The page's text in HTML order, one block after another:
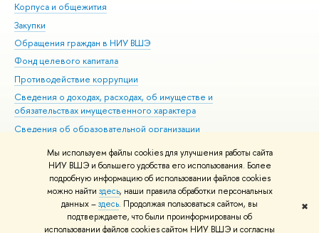
Мы используем файлы cookies для улучшения работы сайта
НИУ ВШЭ и большего удобства его использования. Более
подробную информацию об использовании файлов cookies
можно найти здесь, наши правила обработки персональных
данных –здесь. Продолжая пользоваться сайтом, вы
подтверждаете, что были проинформированы об
использовании файлов cookies сайтом НИУ ВШЭ и согласны
✖
Корпуса и общежития
Закупки
Обращения граждан в НИУ ВШЭ
Фонд целевого капитала
Противодействие коррупции
Сведения о доходах, расходах, об имуществе и
обязательствах имущественного характера
Сведения об образовательной организации
Людям с ограниченными возможностями здоровья
Единая платежная страница
Работа в Вышке
© НИУ ВШЭ 1993–2026 Адреса и контакты Условия использования